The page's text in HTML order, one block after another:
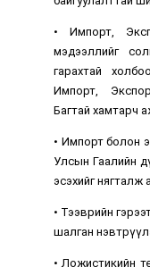
• Импорт,
мэдээллийг
гарахтай
Импорт,
Багтай хамтарч
• Импорт болон
Улсын Гаалийн
эсэхийг нягталж
• Тээврийн
шалган
• Ложистикийн